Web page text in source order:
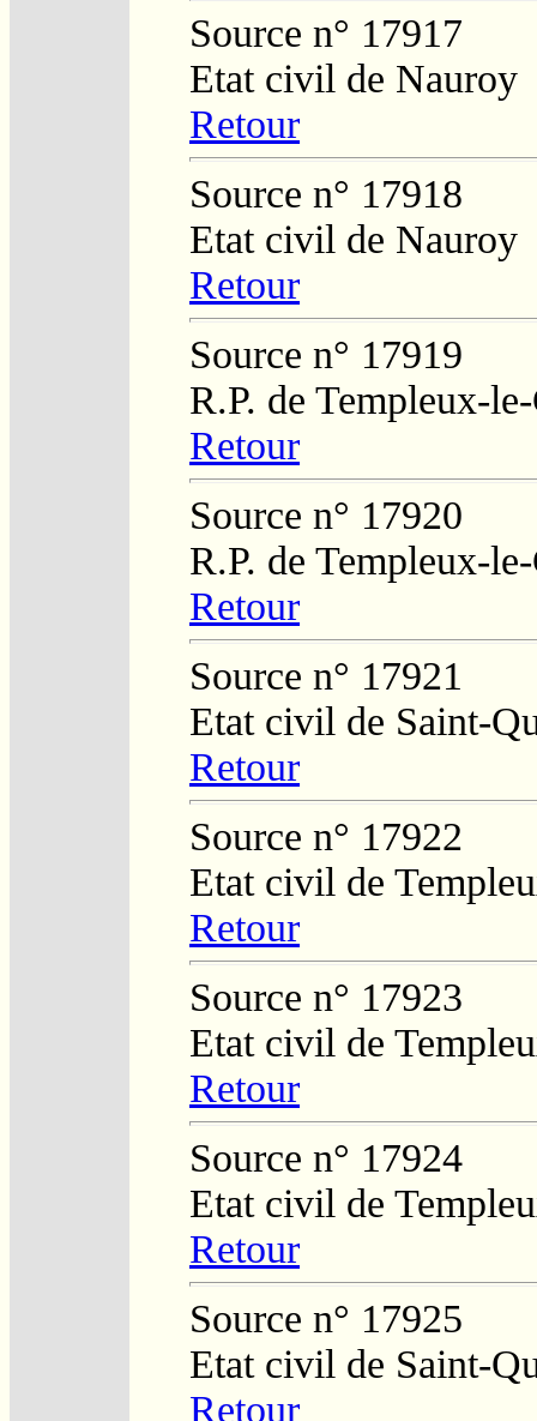
Source n° 17917
Etat civil de Nauroy
Retour
Source n° 17918
Etat civil de Nauroy
Retour
Source n° 17919
R.P. de Templeux-
Retour
Source n° 17920
R.P. de Templeux-
Retour
Source n° 17921
Etat civil de Saint-
Retour
Source n° 17922
Etat civil de
Retour
Source n° 17923
Etat civil de
Retour
Source n° 17924
Etat civil de
Retour
Source n° 17925
Etat civil de Saint-
Retour